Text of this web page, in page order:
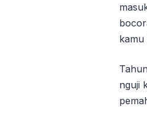
kamu
nguji